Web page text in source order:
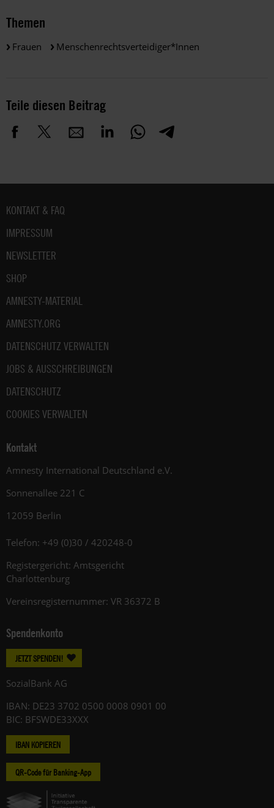
Themen
Frauen Menschenrechtsverteidiger*innen
Teile diesen Beitrag
Fußbereich
KONTAKT & FAQ
IMPRESSUM
NEWSLETTER
SHOP
AMNESTY-MATERIAL
AMNESTY.ORG
DATENSCHUTZ VERWALTEN
JOBS & AUSSCHREIBUNGEN
DATENSCHUTZ
COOKIES VERWALTEN
Kontakt
Amnesty International Deutschland e.V.
Sonnenallee 221 C
12059 Berlin
Telefon: +49 (0)30 / 420248-0
Registergericht: Amtsgericht
Charlottenburg
Vereinsregisternummer: VR 36372 B
Spendenkonto
JETZT SPENDEN!
SozialBank AG
IBAN: DE23 3702 0500 0008 0901 00
BIC: BFSWDE33XXX
IBAN KOPIEREN
QR-Code für Banking-App